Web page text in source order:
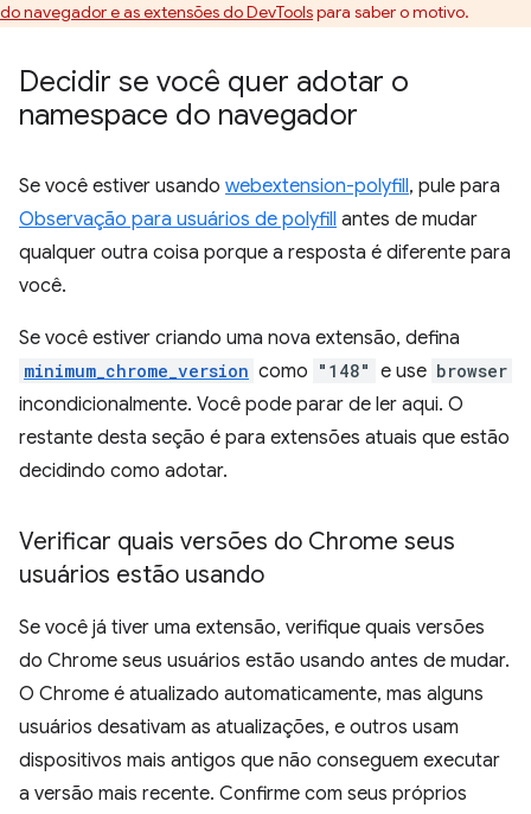
do navegador e as extensões do DevToolspara saber o motivo.
Decidir se você quer adotar o
namespace do navegador
Se você estiver usando webextension-polyfill, pule para
Observação para usuários de polyfill antes de mudar
qualquer outra coisa porque a resposta é diferente para
você.
Se você estiver criando uma nova extensão, defina
minimum_chrome_version como "148" e use browser
incondicionalmente. Você pode parar de ler aqui. O
restante desta seção é para extensões atuais que estão
decidindo como adotar.
Verificar quais versões do Chrome seus
usuários estão usando
Se você já tiver uma extensão, verifique quais versões
do Chrome seus usuários estão usando antes de mudar.
O Chrome é atualizado automaticamente, mas alguns
usuários desativam as atualizações, e outros usam
dispositivos mais antigos que não conseguem executar
a versão mais recente. Confirme com seus próprios